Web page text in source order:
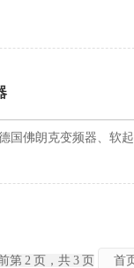
国佛朗克变频器、软
第 2 页，共 3 页 首